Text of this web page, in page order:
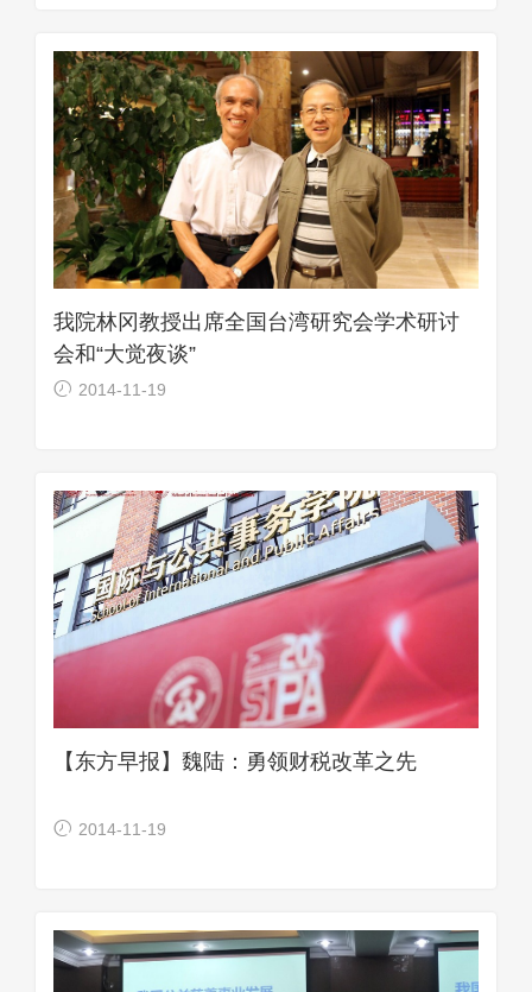
我院林冈教授出席全国台湾研究会学术研讨
会和“大觉夜谈”
2014-11-19
【东方早报】魏陆：勇领财税改革之先
2014-11-19